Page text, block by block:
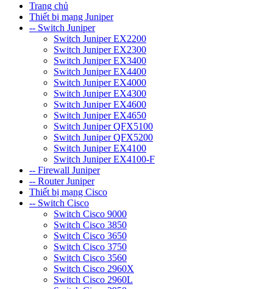
Trang chủ
Thiết bị mạng Juniper
-- Switch Juniper
Switch Juniper EX2200
Switch Juniper EX2300
Switch Juniper EX3400
Switch Juniper EX4400
Switch Juniper EX4000
Switch Juniper EX4300
Switch Juniper EX4600
Switch Juniper EX4650
Switch Juniper QFX5100
Switch Juniper QFX5200
Switch Juniper EX4100
Switch Juniper EX4100-F
-- Firewall Juniper
-- Router Juniper
Thiết bị mạng Cisco
-- Switch Cisco
Switch Cisco 9000
Switch Cisco 3850
Switch Cisco 3650
Switch Cisco 3750
Switch Cisco 3560
Switch Cisco 2960X
Switch Cisco 2960L